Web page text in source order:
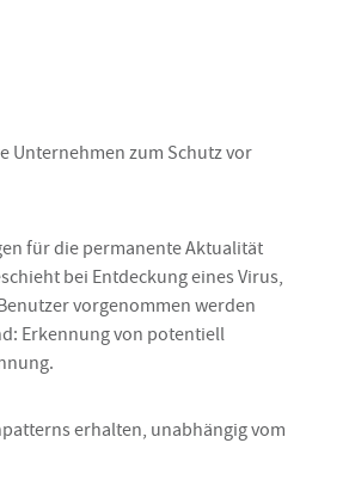
Unternehmen zum Schutz vor
für die permanente Aktualität
bei Entdeckung eines Virus,
vorgenommen werden
Erkennung von potentiell
erhalten, unabhängig vom